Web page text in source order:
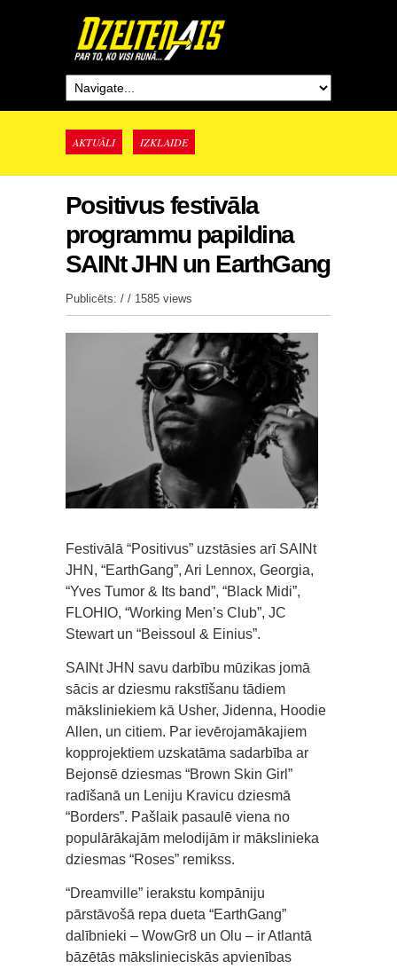
AKTUĀLI IZKLAIDE
Positivus festivāla
programmu papildina
SAINt JHN un EarthGang
Publicēts: / / 1585 views
Festivālā “Positivus” uzstāsies arī SAINt
JHN, “EarthGang”, Ari Lennox, Georgia,
“Yves Tumor & Its band”, “Black Midi”,
FLOHIO, “Working Men’s Club”, JC
Stewart un “Beissoul & Einius”.
SAINt JHN savu darbību mūzikas jomā
sācis ar dziesmu rakstīšanu tādiem
māksliniekiem kā Usher, Jidenna, Hoodie
Allen, un citiem. Par ievērojamākajiem
kopprojektiem uzskatāma sadarbība ar
Bejonsē dziesmas “Brown Skin Girl”
radīšanā un Leniju Kravicu dziesmā
“Borders”. Pašlaik pasaulē viena no
populārākajām melodijām ir mākslinieka
dziesmas “Roses” remikss.
“Dreamville” ierakstu kompāniju
pārstāvošā repa dueta “EarthGang”
dalībnieki – WowGr8 un Olu – ir Atlantā
bāzētās mākslinieciskās apvienības